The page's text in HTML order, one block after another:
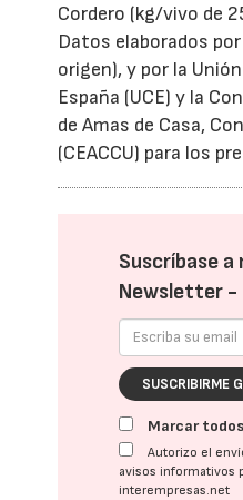
Cordero (kg/vivo de
Datos elaborados por
origen), y por la
España (UCE) y la
de Amas de Casa,
(CEACCU) para los
Suscríbase a
Newsletter -
SUSCRIBIRME
Marcar todos
Autorizo el
avisos informativos
interempresas.net